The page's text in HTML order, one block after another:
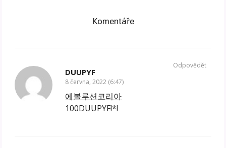
Komentáře
DUUPYF
8 června, 2022 (6:47)
에볼루션코리아
100DUUPYF!*!
Odpovědět